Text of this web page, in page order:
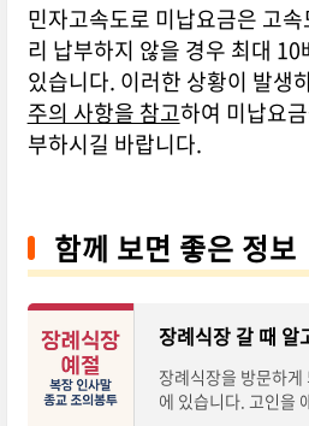
민자고속도로 미납요금은 고
리 납부하지 않을 경우 최대
있습니다. 이러한 상황이 발생
주의 사항을 참고하여 미납요
부하시길 바랍니다.
함께 보면 좋은 정보
장례식장 갈 때 알
장례식장을 방문하게
에 있습니다. 고인을